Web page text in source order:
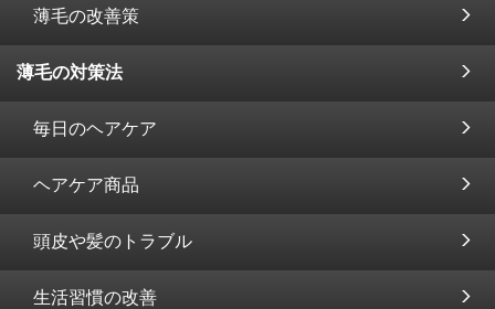
薄毛の改善策
薄毛の対策法
毎日のヘアケア
ヘアケア商品
頭皮や髪のトラブル
生活習慣の改善